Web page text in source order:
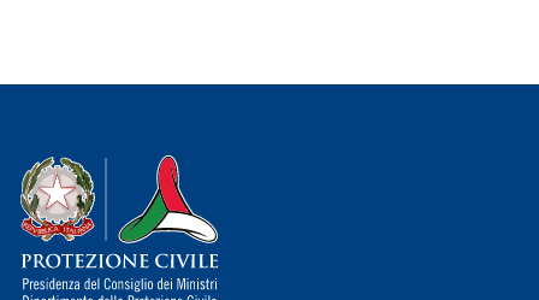
Dipartimento della Protezione Civile